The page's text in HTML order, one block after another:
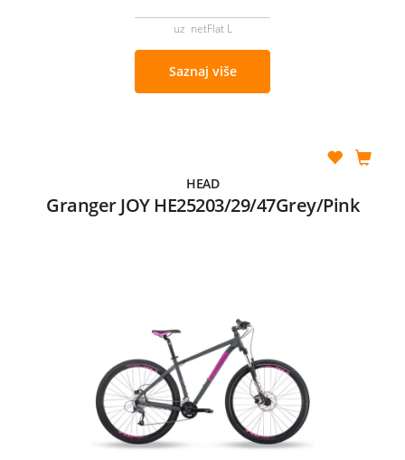
uz netFlat L
Saznaj više
HEAD
Granger JOY HE25203/29/47Grey/Pink